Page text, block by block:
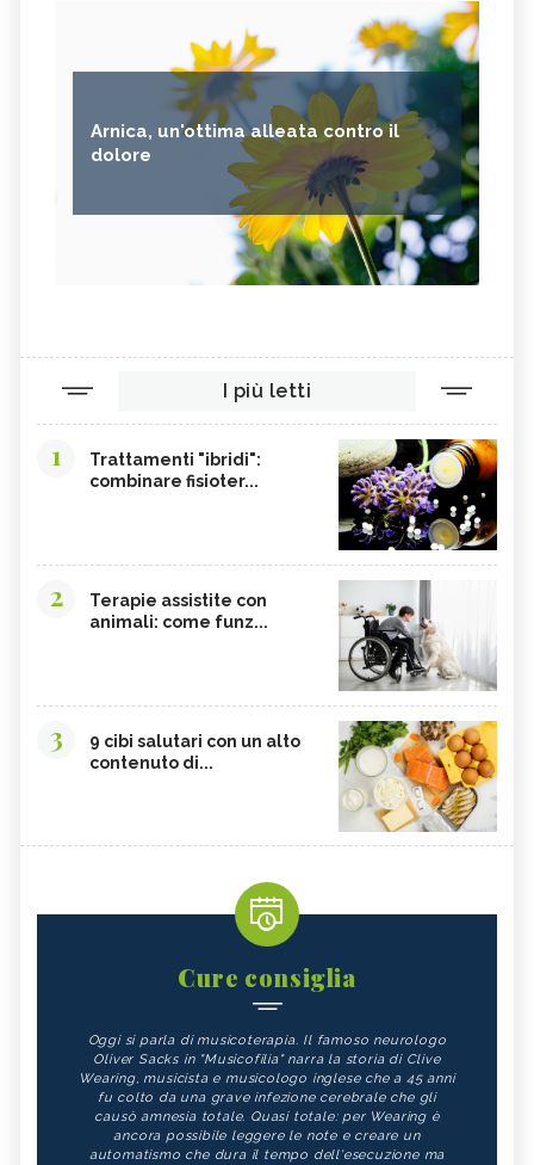
Arnica, un'ottima alleata contro il
dolore
I più letti
1
Trattamenti "ibridi":
combinare fisioter...
2
Terapie assistite con
animali: come funz...
3
9 cibi salutari con un alto
contenuto di...
Cure consiglia
Oggi si parla di musicoterapia. Il famoso neurologo
Oliver Sacks in "Musicofilia" narra la storia di Clive
Wearing, musicista e musicologo inglese che a 45 anni
fu colto da una grave infezione cerebrale che gli
causò amnesia totale. Quasi totale: per Wearing è
ancora possibile leggere le note e creare un
automatismo che dura il tempo dell'esecuzione ma